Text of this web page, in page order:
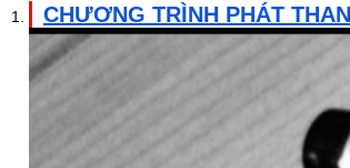
CHƯƠNG TRÌNH PHÁT